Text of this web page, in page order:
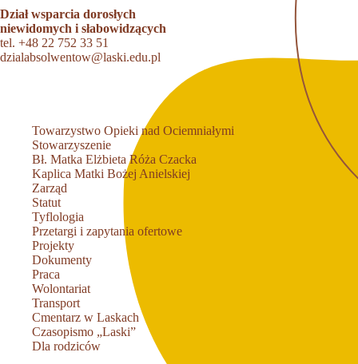
Dział wsparcia dorosłych
niewidomych i słabowidzących
tel. +48 22 752 33 51
dzialabsolwentow@laski.edu.pl
Towarzystwo Opieki nad Ociemniałymi
Stowarzyszenie
Bł. Matka Elżbieta Róża Czacka
Kaplica Matki Bożej Anielskiej
Zarząd
Statut
Tyflologia
Przetargi i zapytania ofertowe
Projekty
Dokumenty
Praca
Wolontariat
Transport
Cmentarz w Laskach
Czasopismo „Laski”
Dla rodziców